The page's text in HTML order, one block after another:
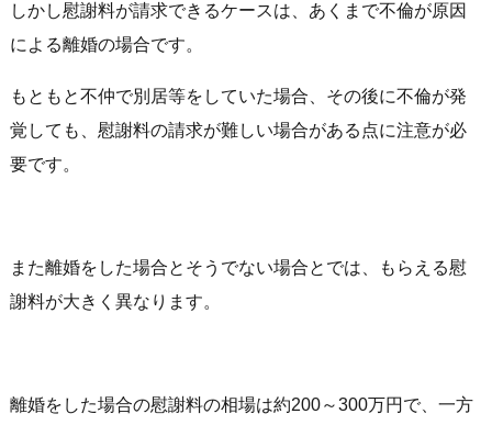
しかし慰謝料が請求できるケースは、あくまで不倫が原因
による離婚の場合です。
もともと不仲で別居等をしていた場合、その後に不倫が発
覚しても、慰謝料の請求が難しい場合がある点に注意が必
要です。
また離婚をした場合とそうでない場合とでは、もらえる慰
謝料が大きく異なります。
離婚をした場合の慰謝料の相場は約200～300万円で、一方